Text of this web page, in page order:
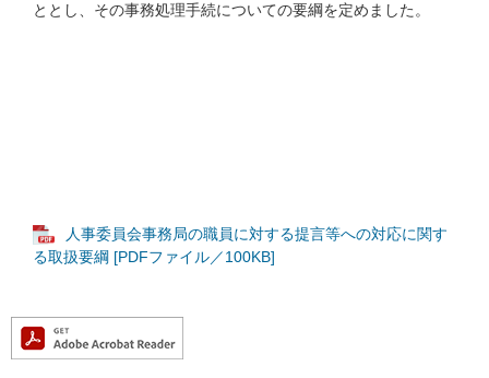
ととし、その事務処理手続についての要綱を定めました。
人事委員会事務局の職員に対する提言等への対応に関す
る取扱要綱 [PDFファイル／100KB]